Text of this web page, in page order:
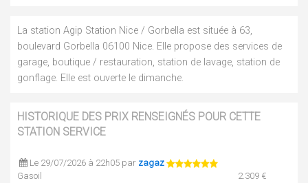
La station Agip Station Nice / Gorbella est située à 63,
boulevard Gorbella 06100 Nice. Elle propose des services de
garage, boutique / restauration, station de lavage, station de
gonflage. Elle est ouverte le dimanche.
HISTORIQUE DES PRIX RENSEIGNÉS POUR CETTE
STATION SERVICE
Le 29/07/2026 à 22h05 par zagaz
Gasoil
2.309 €